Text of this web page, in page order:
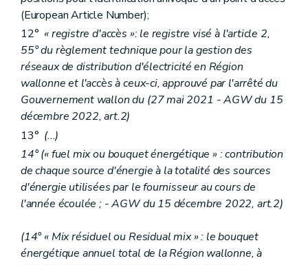
(European Article Number);
12° « registre d'accès »: le registre visé à l'article 2,
55° du règlement technique pour la gestion des
réseaux de distribution d'électricité en Région
wallonne et l'accès à ceux-ci, approuvé par l'arrêté du
Gouvernement wallon du (27 mai 2021 - AGW du 15
décembre 2022, art.2)
13° (...)
14° (« fuel mix ou bouquet énergétique » : contribution
de chaque source d'énergie à la totalité des sources
d'énergie utilisées par le fournisseur au cours de
l'année écoulée ; - AGW du 15 décembre 2022, art.2)
(14° « Mix résiduel ou Residual mix » : le bouquet
énergétique annuel total de la Région wallonne, à